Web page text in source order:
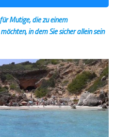
Mutige, die zu einem
in dem Sie sicher allein sein